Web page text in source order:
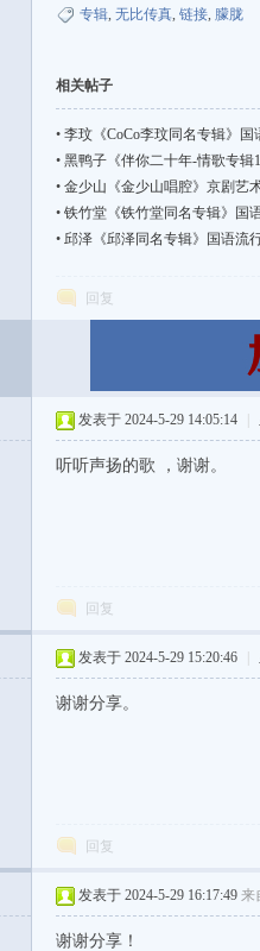
专辑, 无比传真, 链接, 朦胧
相关帖子
• 李玟《CoCo李玟同名专辑》国
• 黑鸭子《伴你二十年-情歌专辑
• 金少山《金少山唱腔》京剧艺
• 铁竹堂《铁竹堂同名专辑》国
• 邱泽《邱泽同名专辑》国语流
回复
发表于 2024-5-29 14:05:14
听听声扬的歌 ，谢谢。
回复
发表于 2024-5-29 15:20:46
谢谢分享。
回复
发表于 2024-5-29 16:17:49 来
谢谢分享！